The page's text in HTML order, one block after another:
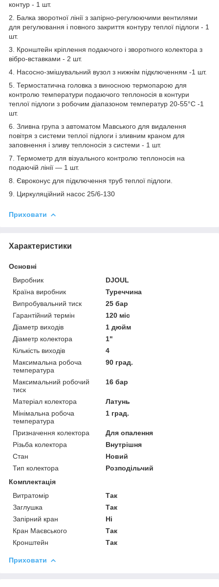
контур - 1 шт.
2. Балка зворотної лінії з запірно-регулюючими вентилями
для регулювання і повного закриття контуру теплої підлоги - 1
шт.
3. Кронштейн кріплення подаючого і зворотного колектора з
вібро-вставками - 2 шт.
4. Насосно-змішувальний вузол з нижнім підключенням -1 шт.
5. Термостатична головка з виносною термопарою для
контролю температури подаючого теплоносія в контури
теплої підлоги з робочим діапазоном температур 20-55°С -1
шт.
6. Зливна група з автоматом Мавського для видалення
повітря з системи теплої підлоги і зливним краном для
заповнення і зливу теплоносія з системи - 1 шт.
7. Термометр для візуального контролю теплоносія на
подаючій лінії — 1 шт.
8. Євроконус для підключення труб теплої підлоги.
9. Циркуляційний насос 25/6-130
Приховати
Характеристики
Основні
Виробник
DJOUL
Країна виробник
Туреччина
Випробувальний тиск
25 бар
Гарантійний термін
120 міс
Діаметр виходів
1 дюйм
Діаметр колектора
1"
Кількість виходів
4
Максимальна робоча
температура
90 град.
Максимальний робочий
тиск
16 бар
Матеріал колектора
Латунь
Мінімальна робоча
температура
1 град.
Призначення колектора
Для опалення
Різьба колектора
Внутрішня
Стан
Новий
Тип колектора
Розподільчий
Комплектація
Витратомір
Так
Заглушка
Так
Запірний кран
Ні
Кран Маєвського
Так
Кронштейн
Так
Приховати